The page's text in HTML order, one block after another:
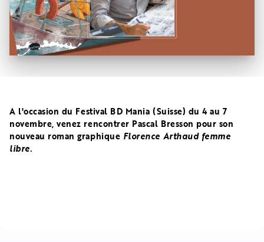
A l'occasion du Festival BD Mania (Suisse) du 4 au 7
novembre, venez rencontrer Pascal Bresson pour son
nouveau roman graphique Florence Arthaud femme
libre.